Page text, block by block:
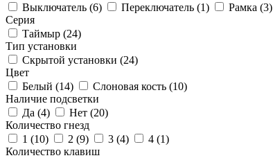
Выключатель (6) Переключатель (1) Рамка (3)
Серия
Таймыр (24)
Тип установки
Скрытой установки (24)
Цвет
Белый (14) Слоновая кость (10)
Наличие подсветки
Да (4) Нет (20)
Количество гнезд
1 (10) 2 (9) 3 (4) 4 (1)
Количество клавиш